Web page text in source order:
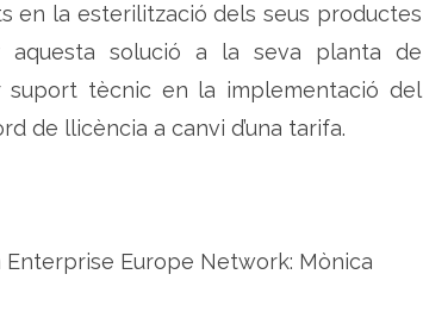
t
z
r
s
en la esterilització dels seus productes
solució a la seva planta de
suport tècnic en la implementació del
de llicència a canvi d’una tarifa.
Europe Network: Mònica